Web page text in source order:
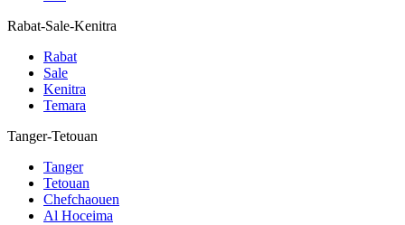
Rabat-Sale-Kenitra
Rabat
Sale
Kenitra
Temara
Tanger-Tetouan
Tanger
Tetouan
Chefchaouen
Al Hoceima